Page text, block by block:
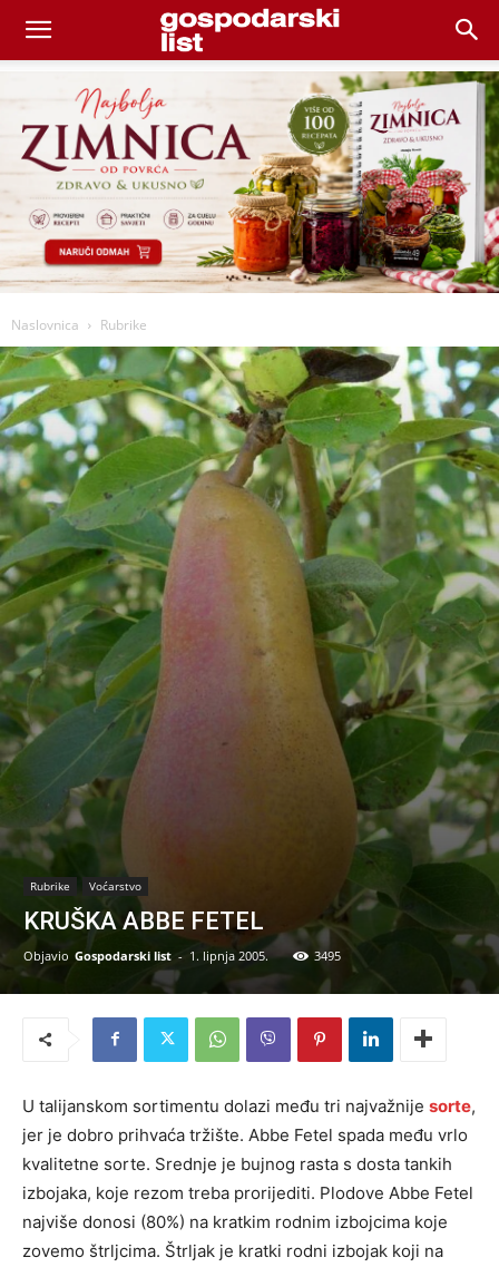
Naslovnica Rubrike
Rubrike Voćarstvo
KRUŠKA ABBE FETEL
Objavio Gospodarski list - 1. lipnja 2005. 3495
U talijanskom sortimentu dolazi među tri najvažnije sorte,
jer je dobro prihvaća tržište. Abbe Fetel spada među vrlo
kvalitetne sorte. Srednje je bujnog rasta s dosta tankih
izbojaka, koje rezom treba prorijediti. Plodove Abbe Fetel
najviše donosi (80%) na kratkim rodnim izbojcima koje
zovemo štrljcima. Štrljak je kratki rodni izbojak koji na